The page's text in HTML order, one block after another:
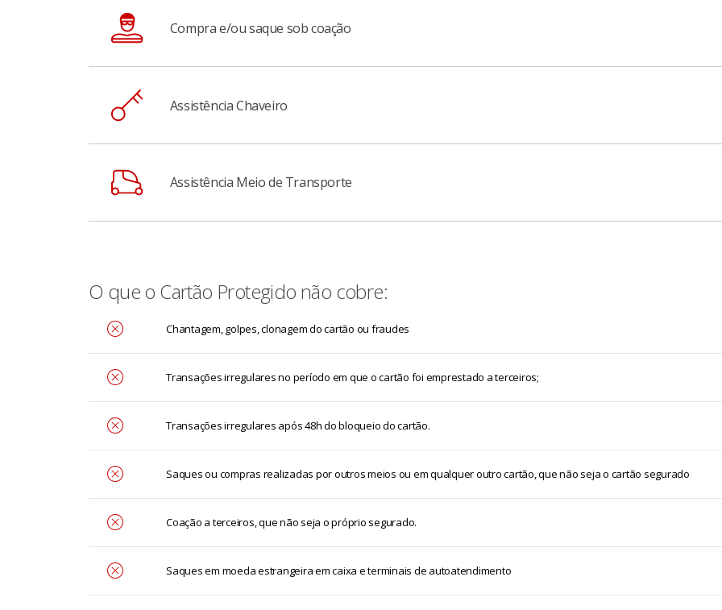
Proteção contra as famosas saidinhas de banco, sacou dinheiro no caixa com o cartão e foi assaltado?
protegido pelo seguro e receberá a indenização de acordo com o valor contratado.
Compra e/ou saque sob coação
Se você for coagido a realizar alguma compra ou saque com o seu cartão físico ou online cadastrado na
condicionada com a descrição dos fatos, sendo necessário que a coação esteja detalhada no boletim de
Assistência Chaveiro
Caso você seja assaltado e suas chaves tenham sido levadas, nós disponibilizamos um chaveiro para
Assistência Meio de Transporte
O que o Cartão Protegido não cobre:
Chantagem, golpes, clonagem do cartão ou fraudes
Transações irregulares no período em que o cartão foi emprestado a terceiros;
Transações irregulares após 48h do bloqueio do cartão.
Saques ou compras realizadas por outros meios ou em qualquer outro cartão, que não seja o cartão segurado
Coação a terceiros, que não seja o próprio segurado.
Saques em moeda estrangeira em caixa e terminais de autoatendimento